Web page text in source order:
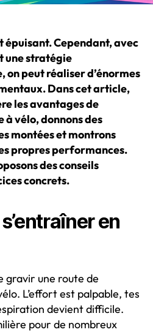
épuisant. Cependant, avec
une stratégie
on peut réaliser d’énormes
Dans cet article,
les avantages de
à vélo, donnons des
montées et montrons
propres performances.
des conseils
concrets.
en
gravir une route de
L’effort est palpable, tes
devient difficile.
pour de nombreux